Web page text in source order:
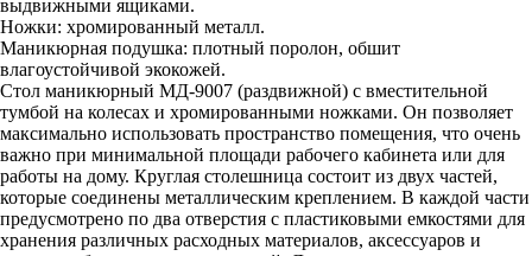
выдвижными ящиками.
Ножки: хромированный металл.
Маникюрная подушка: плотный поролон, обшит
влагоустойчивой экокожей.
Стол маникюрный МД-9007 (раздвижной) с вместительной
тумбой на колесах и хромированными ножками. Он позволяет
максимально использовать пространство помещения, что очень
важно при минимальной площади рабочего кабинета или для
работы на дому. Круглая столешница состоит из двух частей,
которые соединены металлическим креплением. В каждой части
предусмотрено по два отверстия с пластиковыми емкостями для
хранения различных расходных материалов, аксессуаров и